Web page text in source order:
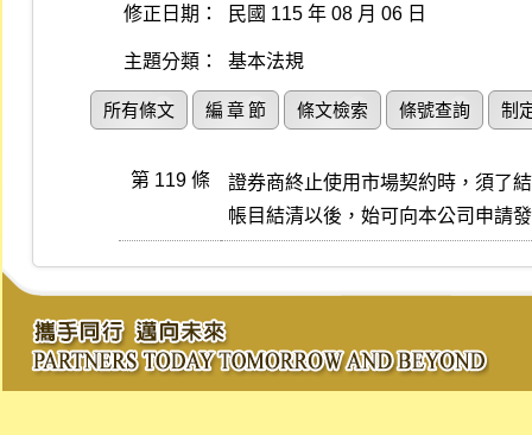
修正日期：
民國 115 年 08 月 06 日
主題分類： 基本法規
所有條文 編 章 節 條文檢索 條號查詢 制
第 119 條
證券商終止使用市場契約時，須了
帳目結清以後，始可向本公司申請